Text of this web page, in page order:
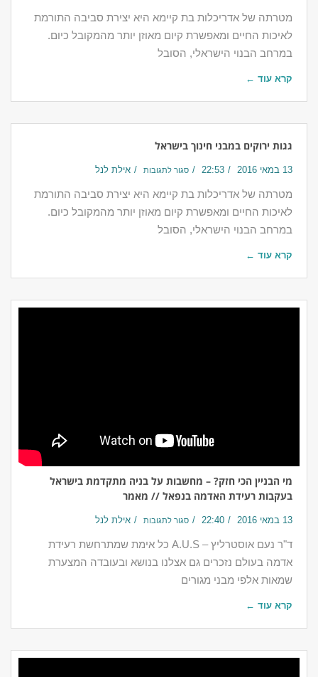
מטרתה של אדריכלות בת קיימא היא יצירת סביבה התורמת
לאיכות החיים ומאפשרת קיום מאוזן יותר מהמקובל כיום.
במרחב הבנוי הישראלי, הסובל
קרא עוד ←
גגות ירוקים במבני חינוך בישראל
13 במאי 2016 22:53 סגור לתגובות אילת לנל
מטרתה של אדריכלות בת קיימא היא יצירת סביבה התורמת
לאיכות החיים ומאפשרת קיום מאוזן יותר מהמקובל כיום.
במרחב הבנוי הישראלי, הסובל
קרא עוד ←
מי הבניין הכי חזק? – מחשבות על בניה מתקדמת בישראל
בעקבות רעידת האדמה בנפאל // מאמר
13 במאי 2016 22:40 סגור לתגובות אילת לנל
ד"ר נעם אוסטרליץ – A.U.S כל אימת שמתרחשת רעידת
אדמה בעולם נזכרים גם אצלנו בנושא ובעובדה המצערת
שמאות אלפי מבני מגורים
קרא עוד ←